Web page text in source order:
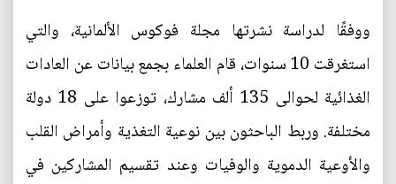
ووفقًا لدراسة نشرتها مجلة فوكوس الألمانية، والتي
استغرقت 10 سنوات، قام العلماء بجمع بيانات عن العادات
الغذائية لحوالى 135 ألف مشارك، توزعوا على 18 دولة
مختلفة. وربط الباحثون بين نوعية التغذية وأمراض القلب
والأوعية الدموية والوفيات وعند تقسيم المشاركين في